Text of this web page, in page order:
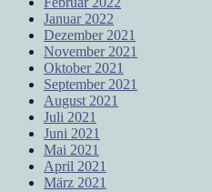
Januar 2022
Dezember 2021
November 2021
Oktober 2021
September 2021
August 2021
Juli 2021
Juni 2021
Mai 2021
April 2021
März 2021